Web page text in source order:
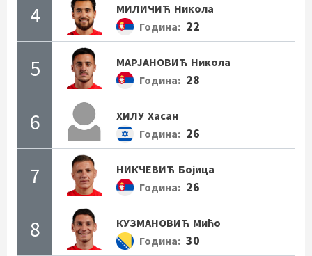
4 МИЛИЧИЋ Никола
Година: 22
5 МАРЈАНОВИЋ Никола
Година: 28
6 ХИЛУ Хасан
Година: 26
7 НИКЧЕВИЋ Бојица
Година: 26
8 КУЗМАНОВИЋ Мићо
Година: 30